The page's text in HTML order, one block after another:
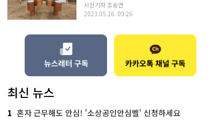
시민기자 조송연
2023.05.16. 09:26
최신 뉴스
1 혼자 근무해도 안심! '소상공인안심벨' 신청하세요